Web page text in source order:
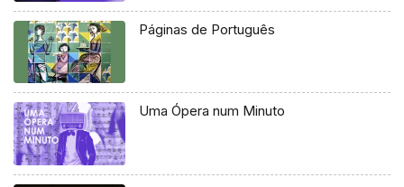
Páginas de Português
Uma Ópera num Minuto